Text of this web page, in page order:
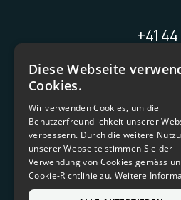
+41
Diese Webseite
Cookies.
Wir verwenden Cookies, um die
Benutzerfreundlichkeit unserer
verbessern. Durch die weitere
unserer Webseite stimmen Sie der
Verwendung von Cookies gemäss
Cookie-Richtlinie zu. Weitere